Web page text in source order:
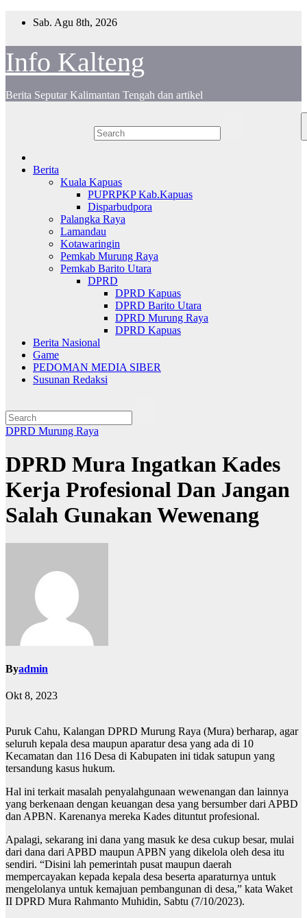
Sab. Agu 8th, 2026
Info Kalteng
Berita Seputar Kalimantan Tengah dan artikel
Berita
Kuala Kapuas
PUPRPKP Kab.Kapuas
Disparbudpora
Palangka Raya
Lamandau
Kotawaringin
Pemkab Murung Raya
Pemkab Barito Utara
DPRD
DPRD Kapuas
DPRD Barito Utara
DPRD Murung Raya
DPRD Kapuas
Berita Nasional
Game
PEDOMAN MEDIA SIBER
Susunan Redaksi
DPRD Murung Raya
DPRD Mura Ingatkan Kades
Kerja Profesional Dan Jangan
Salah Gunakan Wewenang
Byadmin
Okt 8, 2023
Puruk Cahu, Kalangan DPRD Murung Raya (Mura) berharap, agar
seluruh kepala desa maupun aparatur desa yang ada di 10
Kecamatan dan 116 Desa di Kabupaten ini tidak satupun yang
tersandung kasus hukum.
Hal ini terkait masalah penyalahgunaan wewenangan dan lainnya
yang berkenaan dengan keuangan desa yang bersumber dari APBD
dan APBN. Karenanya mereka Kades dituntut profesional.
Apalagi, sekarang ini dana yang masuk ke desa cukup besar, mulai
dari dana dari APBD maupun APBN yang dikelola oleh desa itu
sendiri. “Disini lah pemerintah pusat maupun daerah
mempercayakan kepada kepala desa beserta aparaturnya untuk
mengelolanya untuk kemajuan pembangunan di desa,” kata Waket
II DPRD Mura Rahmanto Muhidin, Sabtu (7/10/2023).